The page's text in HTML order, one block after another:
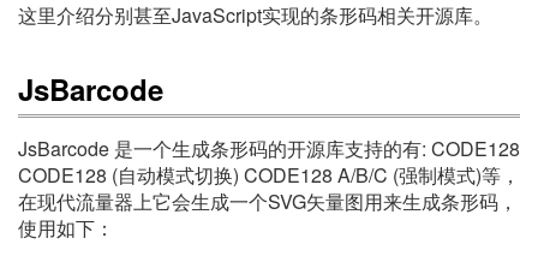
这里介绍分别甚至JavaScript实现的条形码相关开源库。
JsBarcode
JsBarcode 是一个生成条形码的开源库支持的有: CODE128
CODE128 (自动模式切换) CODE128 A/B/C (强制模式)等，
在现代流量器上它会生成一个SVG矢量图用来生成条形码，
使用如下：